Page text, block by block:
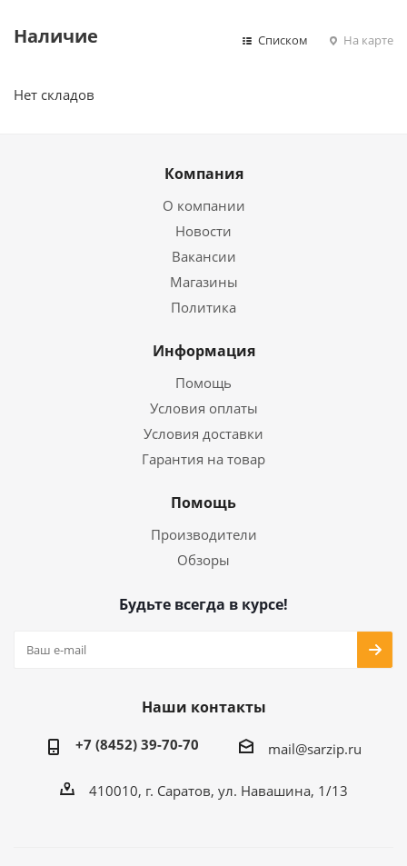
Наличие Списком На карте
Нет складов
Компания
О компании
Новости
Вакансии
Магазины
Политика
Информация
Помощь
Условия оплаты
Условия доставки
Гарантия на товар
Помощь
Производители
Обзоры
Будьте всегда в курсе!
Наши контакты
+7 (8452) 39-70-70 mail@sarzip.ru
410010, г. Саратов, ул. Навашина, 1/13